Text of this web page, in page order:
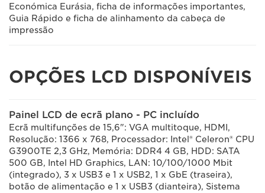
Económica Eurásia, ficha de informações importantes,
Guia Rápido e ficha de alinhamento da cabeça de
impressão
OPÇÕES LCD DISPONÍVEIS
Painel LCD de ecrã plano - PC incluído
Ecrã multifunções de 15,6": VGA multitoque, HDMI,
Resolução: 1366 x 768, Processador: Intel® Celeron® CPU
G3900TE 2,3 GHz, Memória: DDR4 4 GB, HDD: SATA
500 GB, Intel HD Graphics, LAN: 10/100/1000 Mbit
(integrado), 3 x USB3 e 1 x USB2, 1 x GbE (traseira),
botão de alimentação e 1 x USB3 (dianteira), Sistema